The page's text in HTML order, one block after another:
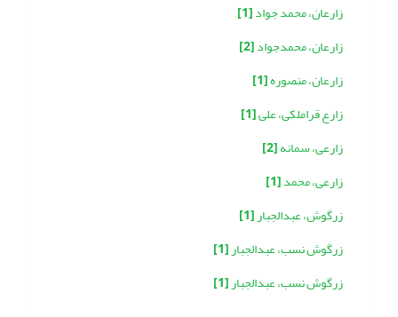
زارعان، محمد جواد[1]
زارعان، محمدجواد[2]
زارعان، منصوره[1]
زارع قراملکی، علی[1]
زارعی، سمانه[2]
زارعی، محمد[1]
زرگوش، عبدالجبار[1]
زرگوش نسب، عبدالجبار[1]
زرگوش نسب، عبدالجبار[1]